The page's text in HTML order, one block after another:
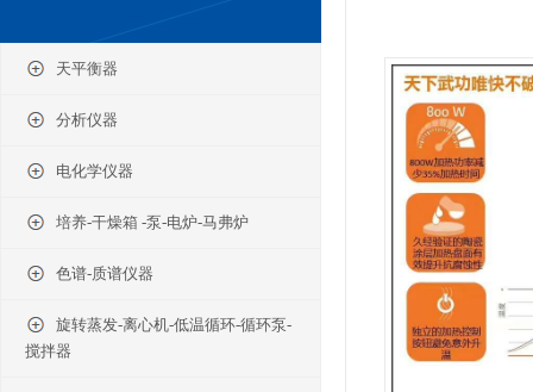
天平衡器
分析仪器
电化学仪器
培养-干燥箱 -泵-电炉-马弗炉
色谱-质谱仪器
旋转蒸发-离心机-低温循环-循环泵-
搅拌器